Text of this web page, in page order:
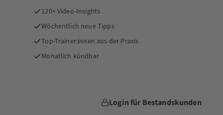
120+ Video-Insights
Wöchentlich neue Tipps
Top-Trainer:innen aus der Praxis
Monatlich kündbar
Login für Bestandskunden